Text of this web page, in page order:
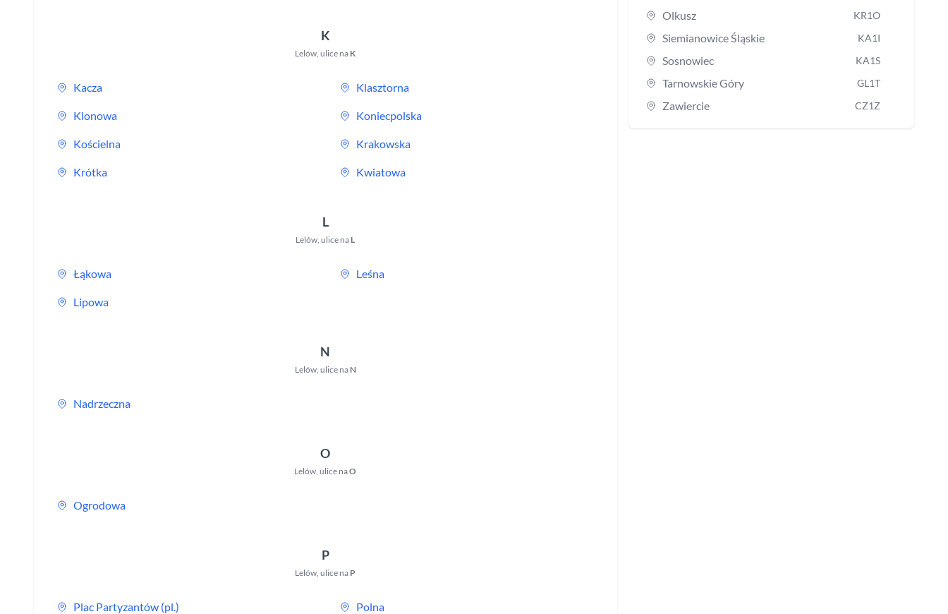
K
Lelów,ulice na K
Kacza Klasztorna
Klonowa Koniecpolska
Kościelna Krakowska
Krótka Kwiatowa
L
Lelów,ulice na L
Łąkowa Leśna
Lipowa
N
Lelów, ulice na N
Nadrzeczna
O
Lelów,ulice naO
Ogrodowa
P
Lelów,ulice na P
Plac Partyzantów (pl.) Polna
Olkusz KR1O
Siemianowice Śląskie KA1I
Sosnowiec KA1S
Tarnowskie Góry GL1T
Zawiercie CZ1Z